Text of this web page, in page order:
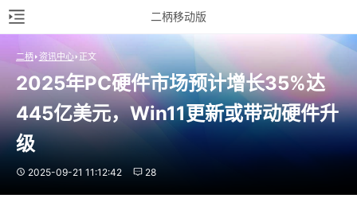
二柄移动版
二柄 资讯中心 正文
2025年PC硬件市场预计增长35%达
445亿美元，Win11更新或带动硬件升
级
2025-09-21 11:12:42 28